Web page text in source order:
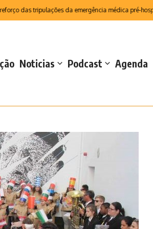
das tripulações da emergência médica pré-hospitalar
Noticias Podcast Agenda